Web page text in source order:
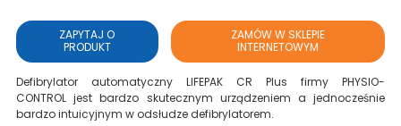
ZAPYTAJ O
PRODUKT
ZAMÓW W SKLEPIE
INTERNETOWYM
Defibrylator automatyczny LIFEPAK CR Plus firmy PHYSIO-
CONTROL jest bardzo skutecznym urządzeniem a jednocześnie
bardzo intuicyjnym w odsłudze defibrylatorem.